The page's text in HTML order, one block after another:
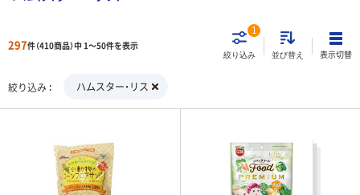
297件（410商品）中 1～50件を表示
絞り込み
1
並び替え 表示切替
絞り込み ハムスター・リス